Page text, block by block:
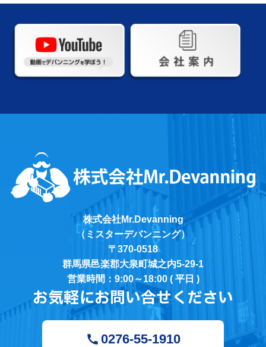
株式会社Mr.Devanning
（ミスターデバンニング）
〒370-0518
群馬県邑楽郡大泉町城之内5-29-1
営業時間：9:00～18:00 ( 平日 )
お気軽にお問い合せください
0276-55-1910